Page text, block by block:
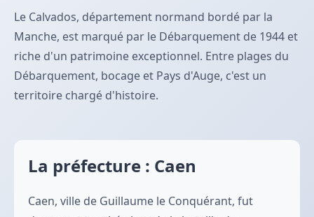
Le Calvados, département normand bordé par la
Manche, est marqué par le Débarquement de 1944 et
riche d'un patrimoine exceptionnel. Entre plages du
Débarquement, bocage et Pays d'Auge, c'est un
territoire chargé d'histoire.
La préfecture : Caen
Caen, ville de Guillaume le Conquérant, fut